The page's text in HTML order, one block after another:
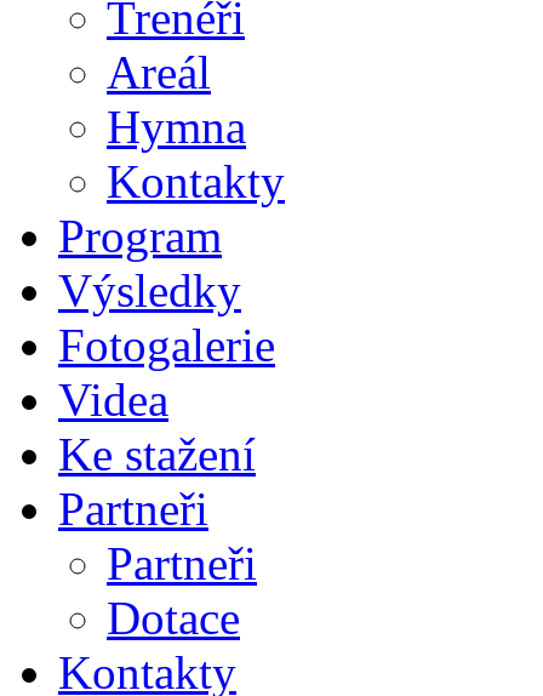
Trenéři
Areál
Hymna
Kontakty
Program
Výsledky
Fotogalerie
Videa
Ke stažení
Partneři
Partneři
Dotace
Kontakty